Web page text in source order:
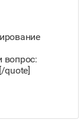
вопрос:
quote]